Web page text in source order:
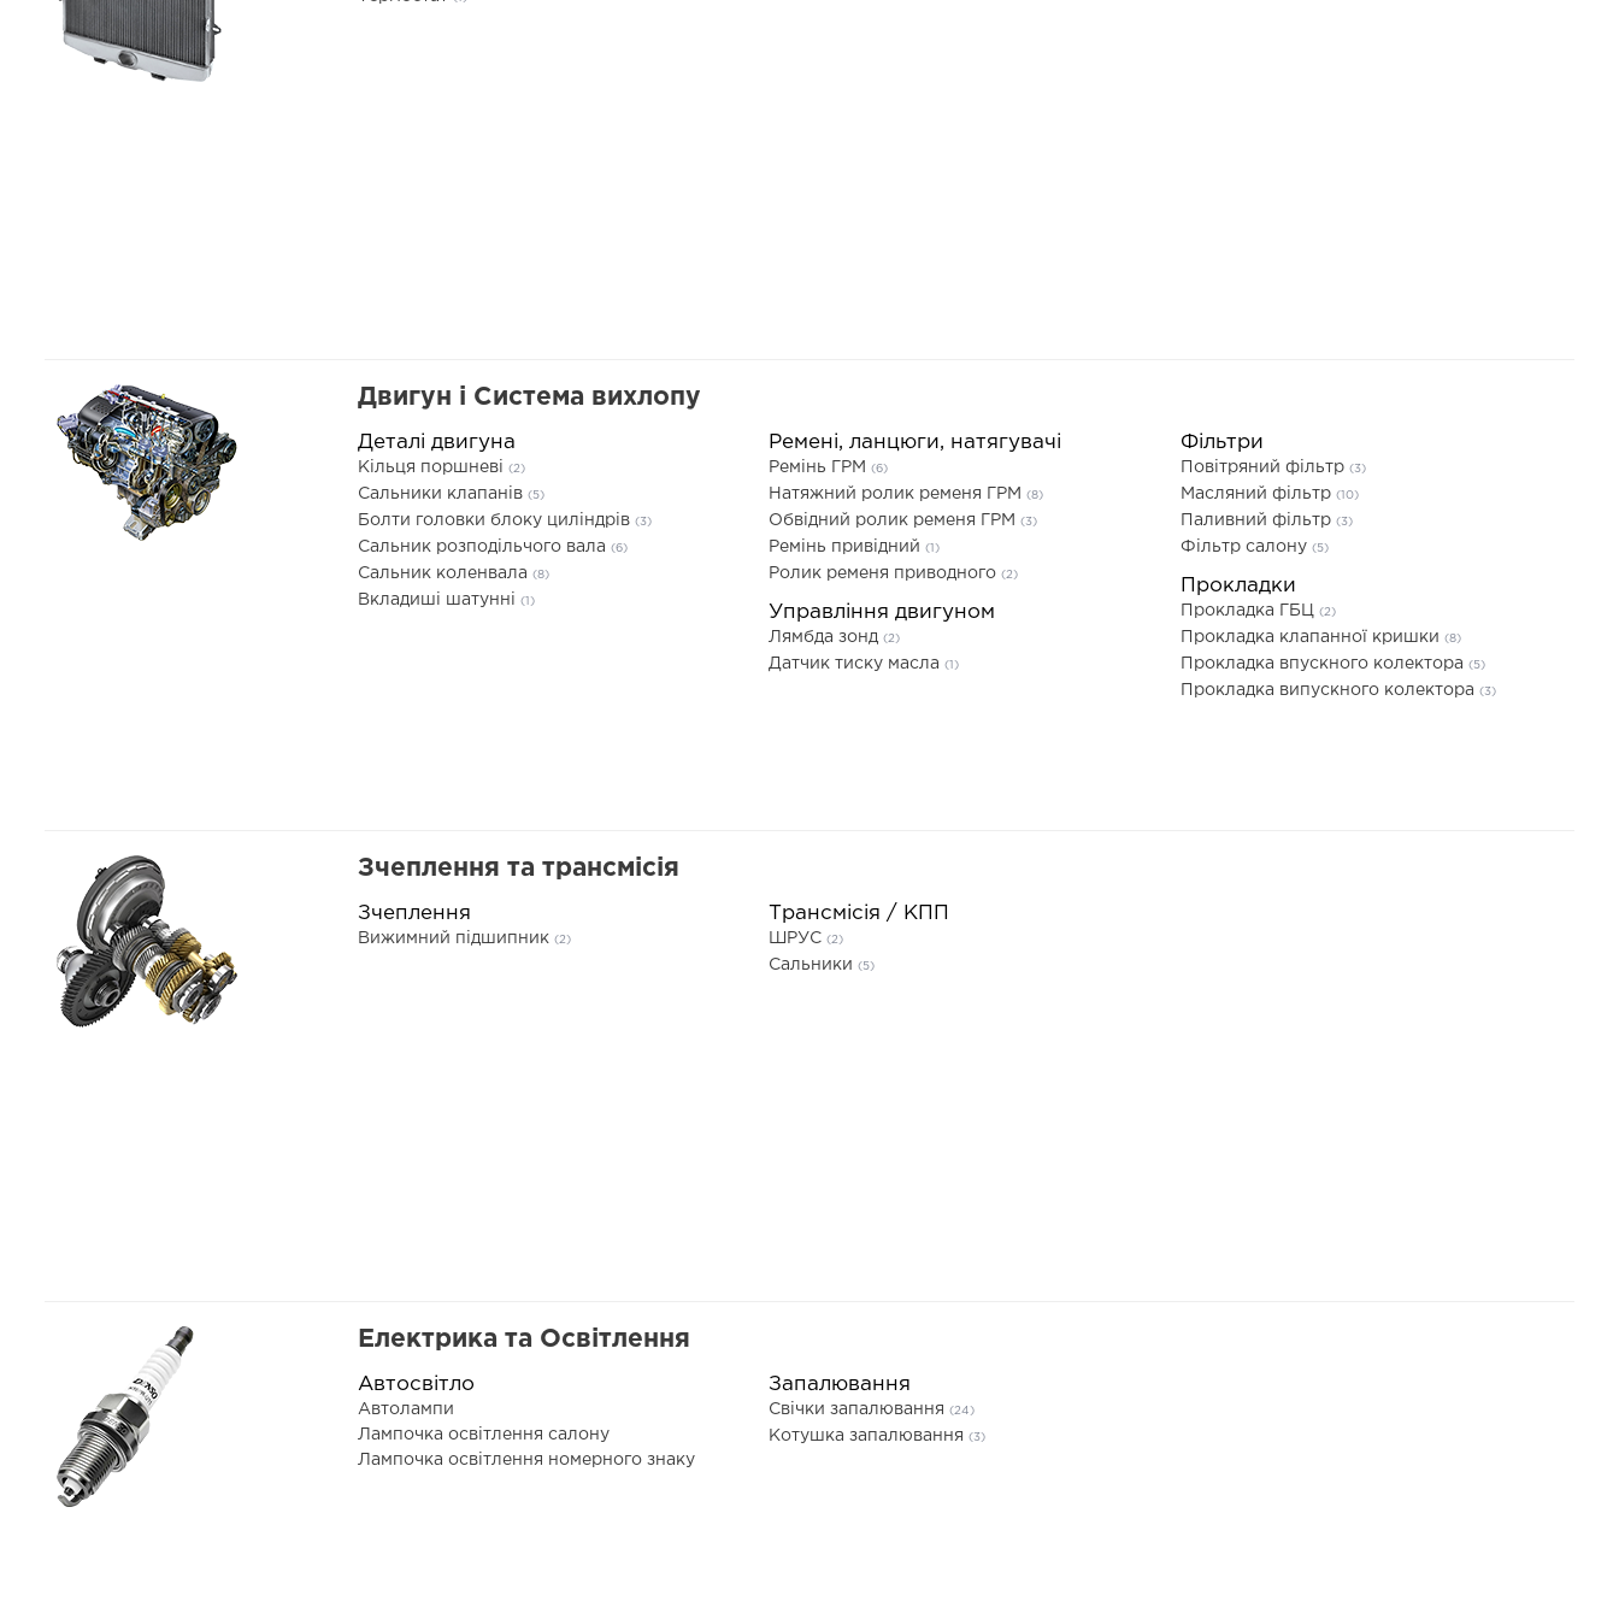
Двигун і Система вихлопу
Деталі двигуна
Кільця поршневі (2)
Сальники клапанів (5)
Болти головки блоку циліндрів (3)
Сальник розподільчого вала (6)
Сальник коленвала (8)
Вкладиші шатунні (1)
Ремені, ланцюги, натягувачі
Ремінь ГРМ (6)
Натяжний ролик ременя ГРМ (8)
Обвідний ролик ременя ГРМ (3)
Ремінь привідний (1)
Ролик ременя приводного (2)
Фільтри
Повітряний фільтр (3)
Масляний фільтр (10)
Паливний фільтр (3)
Фільтр салону (5)
Прокладки
Прокладка ГБЦ (2)
Прокладка клапанної кришки (8)
Прокладка впускного колектора (5)
Прокладка випускного колектора (3)
Управління двигуном
Лямбда зонд (2)
Датчик тиску масла (1)
Зчеплення та трансмісія
Зчеплення
Вижимний підшипник (2)
Трансмісія / КПП
ШРУС (2)
Сальники (5)
Електрика та Освітлення
Автосвітло
Автолампи
Лампочка освітлення салону
Лампочка освітлення номерного знаку
Запалювання
Свічки запалювання (24)
Котушка запалювання (3)